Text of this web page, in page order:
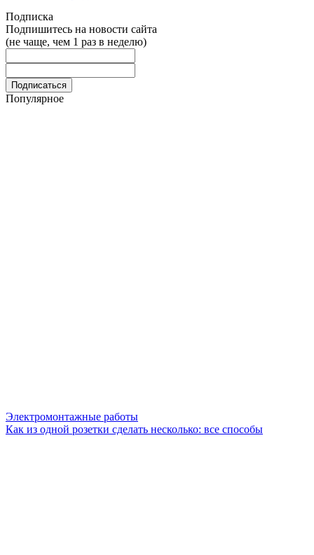
Подписка
Подпишитесь на новости сайта
(не чаще, чем 1 раз в неделю)
Популярное
Электромонтажные работы
Как из одной розетки сделать несколько: все способы